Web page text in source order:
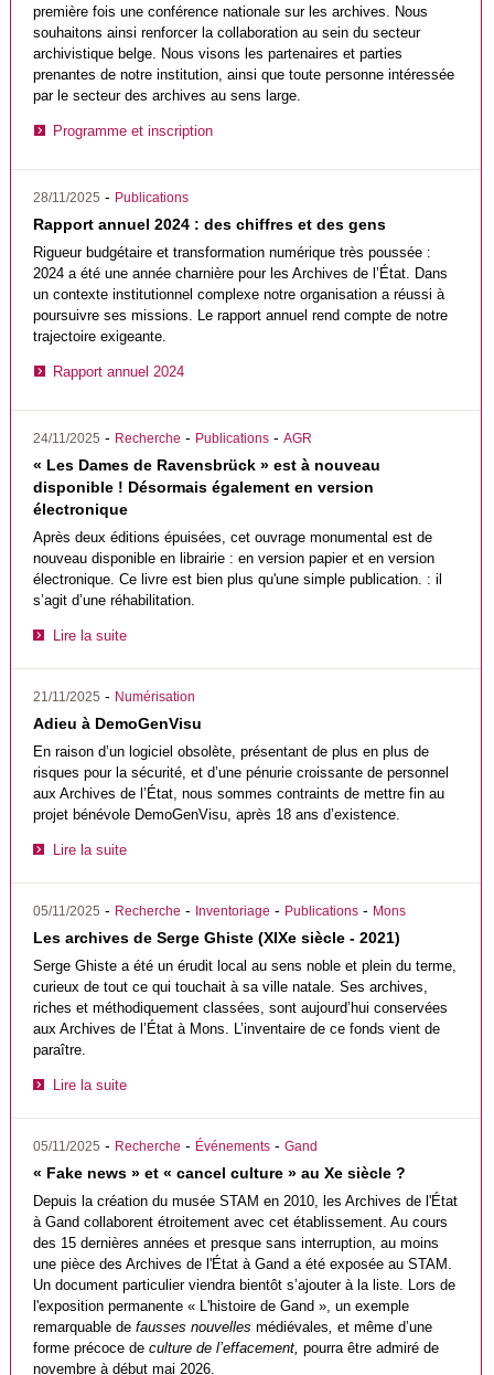
première fois une conférence nationale sur les archives. Nous
souhaitons ainsi renforcer la collaboration au sein du secteur
archivistique belge. Nous visons les partenaires et parties
prenantes de notre institution, ainsi que toute personne intéressée
par le secteur des archives au sens large.
Programme et inscription
28/11/2025 - Publications
Rapport annuel 2024 : des chiffres et des gens
Rigueur budgétaire et transformation numérique très poussée :
2024 a été une année charnière pour les Archives de l’État. Dans
un contexte institutionnel complexe notre organisation a réussi à
poursuivre ses missions. Le rapport annuel rend compte de notre
trajectoire exigeante.
Rapport annuel 2024
24/11/2025 - Recherche - Publications -AGR
« Les Dames de Ravensbrück » est à nouveau
disponible ! Désormais également en version
électronique
Après deux éditions épuisées, cet ouvrage monumental est de
nouveau disponible en librairie : en version papier et en version
électronique. Ce livre est bien plus qu'une simple publication. : il
s’agit d’une réhabilitation.
Lire la suite
21/11/2025 - Numérisation
Adieu à DemoGenVisu
En raison d’un logiciel obsolète, présentant de plus en plus de
risques pour la sécurité, et d’une pénurie croissante de personnel
aux Archives de l’État, nous sommes contraints de mettre fin au
projet bénévole DemoGenVisu, après 18 ans d’existence.
Lire la suite
05/11/2025 - Recherche - Inventoriage - Publications - Mons
Les archives de Serge Ghiste (XIXe siècle - 2021)
Serge Ghiste a été un érudit local au sens noble et plein du terme,
curieux de tout ce qui touchait à sa ville natale. Ses archives,
riches et méthodiquement classées, sont aujourd’hui conservées
aux Archives de l’État à Mons. L’inventaire de ce fonds vient de
paraître.
Lire la suite
05/11/2025 - Recherche - Événements -Gand
« Fake news » et « cancel culture » au Xe siècle ?
Depuis la création du musée STAM en 2010, les Archives de l'État
à Gand collaborent étroitement avec cet établissement. Au cours
des 15 dernières années et presque sans interruption, au moins
une pièce des Archives de l'État à Gand a été exposée au STAM.
Un document particulier viendra bientôt s’ajouter à la liste. Lors de
l'exposition permanente « L'histoire de Gand », un exemple
remarquable defausses nouvellesmédiévales ,et même d’une
forme précoce deculture de l’effacement,pourra être admiré de
novembre à début mai 2026.